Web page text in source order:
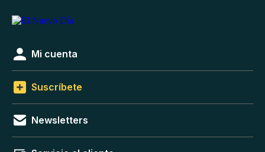
Mi cuenta
Suscríbete
Newsletters